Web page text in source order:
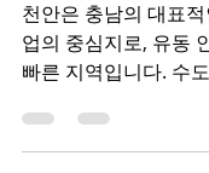
워진다
천안은 충남의 대표적
빠른 지역입니다. 수
이 꾸준하며, 대학생·